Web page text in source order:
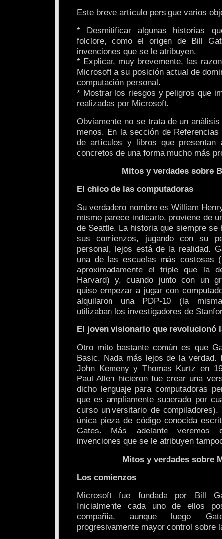
Este breve artículo persigue varios
* Desmitificar algunas historias
folclore, como el origen de Bill
invenciones que se le atribuyen.
* Explicar, muy brevemente, las
Microsoft a su posición actual de
computación personal.
* Mostrar los riesgos y peligros que
realizadas por Microsoft.
Obviamente no se trata de un
menos. En la sección de
de artículos y libros que presentan
concretos de una forma mucho más
Mitos y verdades sobre
El chico de las computadoras
Su verdadero nombre es William
mismo parece indicarlo, proviene de
de Seattle. La historia que siempre se
sus comienzos, jugando con su
personal, lejos está de la realidad.
una de las escuelas más costosas
aproximadamente el triple que la
Harvard) y, cuando junto con un
quiso empezar a jugar con
alquilaron una PDP-10 (la
utilizaban los investigadores de
El joven visionario que revolucionó
Otro mito bastante común es que
Basic. Nada más lejos de la verdad.
John Kemeny y Thomas Kurtz en
Paul Allen hicieron fue crear una
dicho lenguaje para computadoras
que es ampliamente superado por
curso universitario de
única pieza de código conocida
Gates. Más adelante veremos
invenciones que se le atribuyen
Mitos y verdades sobre
Los comienzos
Microsoft fue fundada por Bill
Inicialmente cada uno de ellos
compañía, aunque luego
progresivamente mayor control sobre